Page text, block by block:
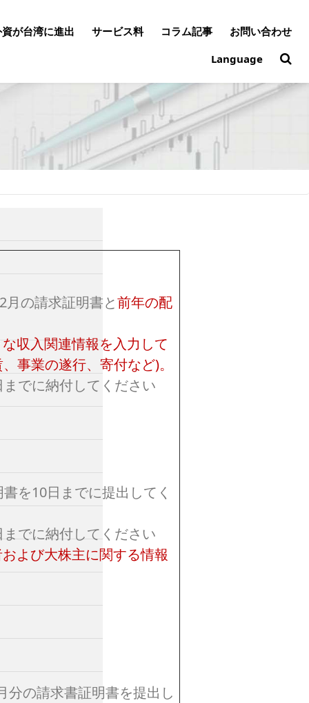
が台湾に進出 サービス料 コラム記事
お問い合わせ
Language
月の請求証明書と前年の配
収入関連情報を入力して
事業の遂行、寄付など)。
でに納付してください
を10日までに提出してく
でに納付してください
よび大株主に関する情報
分の請求書証明書を提出し